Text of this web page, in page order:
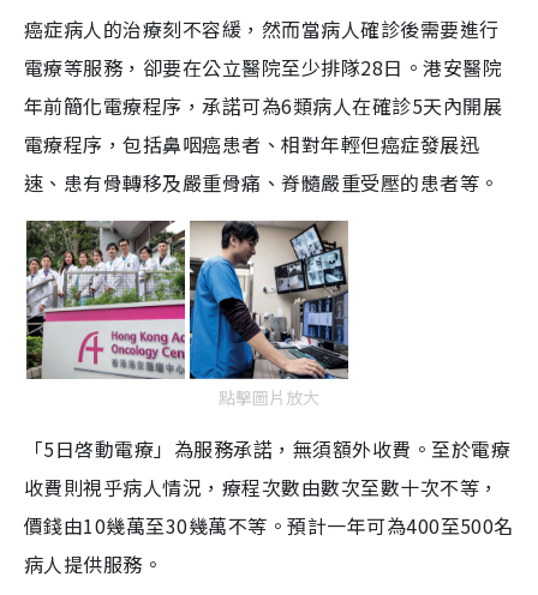
癌症病人的治療刻不容緩，然而當病人確診後需要進行
電療等服務，卻要在公立醫院至少排隊28日。港安醫院
年前簡化電療程序，承諾可為6類病人在確診5天內開展
電療程序，包括鼻咽癌患者、相對年輕但癌症發展迅
速、患有骨轉移及嚴重骨痛、脊髓嚴重受壓的患者等。
點擊圖片放大
「5日啓動電療」為服務承諾，無須額外收費。至於電療
收費則視乎病人情況，療程次數由數次至數十次不等，
價錢由10幾萬至30幾萬不等。預計一年可為400至500名
病人提供服務。